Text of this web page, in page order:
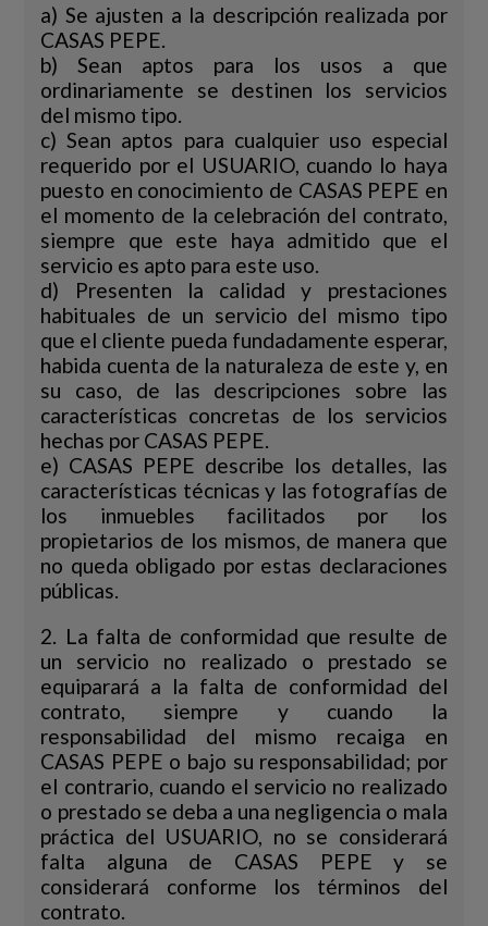
a) Se ajusten a la descripción realizada por
CASAS PEPE.
b) Sean aptos para los usos a que
ordinariamente se destinen los servicios
del mismo tipo.
c) Sean aptos para cualquier uso especial
requerido por el USUARIO, cuando lo haya
puesto en conocimiento de CASAS PEPE en
el momento de la celebración del contrato,
siempre que este haya admitido que el
servicio es apto para este uso.
d) Presenten la calidad y prestaciones
habituales de un servicio del mismo tipo
que el cliente pueda fundadamente esperar,
habida cuenta de la naturaleza de este y, en
su caso, de las descripciones sobre las
características concretas de los servicios
hechas por CASAS PEPE.
e) CASAS PEPE describe los detalles, las
características técnicas y las fotografías de
los inmuebles facilitados por los
propietarios de los mismos, de manera que
no queda obligado por estas declaraciones
públicas.
2. La falta de conformidad que resulte de
un servicio no realizado o prestado se
equiparará a la falta de conformidad del
contrato, siempre y cuando la
responsabilidad del mismo recaiga en
CASAS PEPE o bajo su responsabilidad; por
el contrario, cuando el servicio no realizado
o prestado se deba a una negligencia o mala
práctica del USUARIO, no se considerará
falta alguna de CASAS PEPE y se
considerará conforme los términos del
contrato.